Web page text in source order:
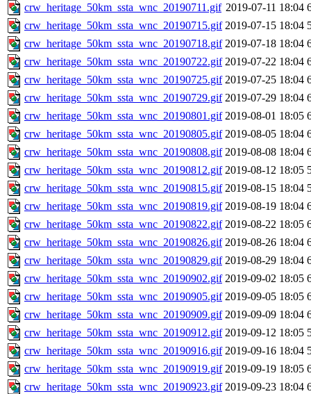
crw_heritage_50km_ssta_wnc_20190711.gif 2019-07-11 18:04
crw_heritage_50km_ssta_wnc_20190715.gif 2019-07-15 18:04
crw_heritage_50km_ssta_wnc_20190718.gif 2019-07-18 18:04
crw_heritage_50km_ssta_wnc_20190722.gif 2019-07-22 18:04
crw_heritage_50km_ssta_wnc_20190725.gif 2019-07-25 18:04
crw_heritage_50km_ssta_wnc_20190729.gif 2019-07-29 18:04
crw_heritage_50km_ssta_wnc_20190801.gif 2019-08-01 18:05
crw_heritage_50km_ssta_wnc_20190805.gif 2019-08-05 18:04
crw_heritage_50km_ssta_wnc_20190808.gif 2019-08-08 18:04
crw_heritage_50km_ssta_wnc_20190812.gif 2019-08-12 18:05
crw_heritage_50km_ssta_wnc_20190815.gif 2019-08-15 18:04
crw_heritage_50km_ssta_wnc_20190819.gif 2019-08-19 18:04
crw_heritage_50km_ssta_wnc_20190822.gif 2019-08-22 18:05
crw_heritage_50km_ssta_wnc_20190826.gif 2019-08-26 18:04
crw_heritage_50km_ssta_wnc_20190829.gif 2019-08-29 18:04
crw_heritage_50km_ssta_wnc_20190902.gif 2019-09-02 18:05
crw_heritage_50km_ssta_wnc_20190905.gif 2019-09-05 18:05
crw_heritage_50km_ssta_wnc_20190909.gif 2019-09-09 18:04
crw_heritage_50km_ssta_wnc_20190912.gif 2019-09-12 18:05
crw_heritage_50km_ssta_wnc_20190916.gif 2019-09-16 18:04
crw_heritage_50km_ssta_wnc_20190919.gif 2019-09-19 18:05
crw_heritage_50km_ssta_wnc_20190923.gif 2019-09-23 18:04